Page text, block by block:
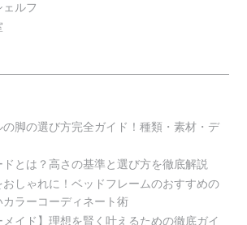
ルフ
の脚の選び方完全ガイド！種類・素材・デ
とは？高さの基準と選び方を徹底解説
しゃれに！ベッドフレームのおすすめの
ラーコーディネート術
メイド】理想を賢く叶えるための徹底ガイ